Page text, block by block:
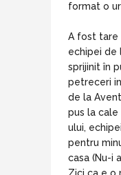
format o
A fost tare
echipei de
sprijinit în
petreceri
de la
pus la
ului,
pentru
casa (Nu-i